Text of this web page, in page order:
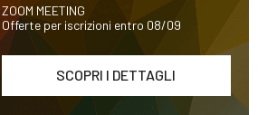
ZOOM MEETING
Offerte per iscrizioni entro 08/09
SCOPRI I DETTAGLI